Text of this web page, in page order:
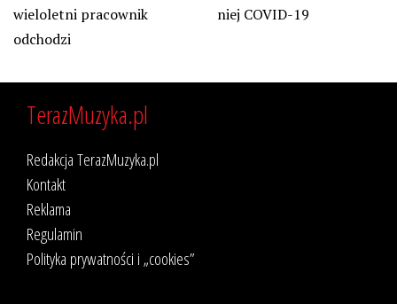
wieloletni pracownik
odchodzi
niej COVID-19
TerazMuzyka.pl
Redakcja TerazMuzyka.pl
Kontakt
Reklama
Regulamin
Polityka prywatności i „cookies”